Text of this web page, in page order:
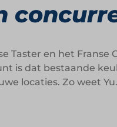
en het Franse
is dat bestaande
locaties. Zo weet